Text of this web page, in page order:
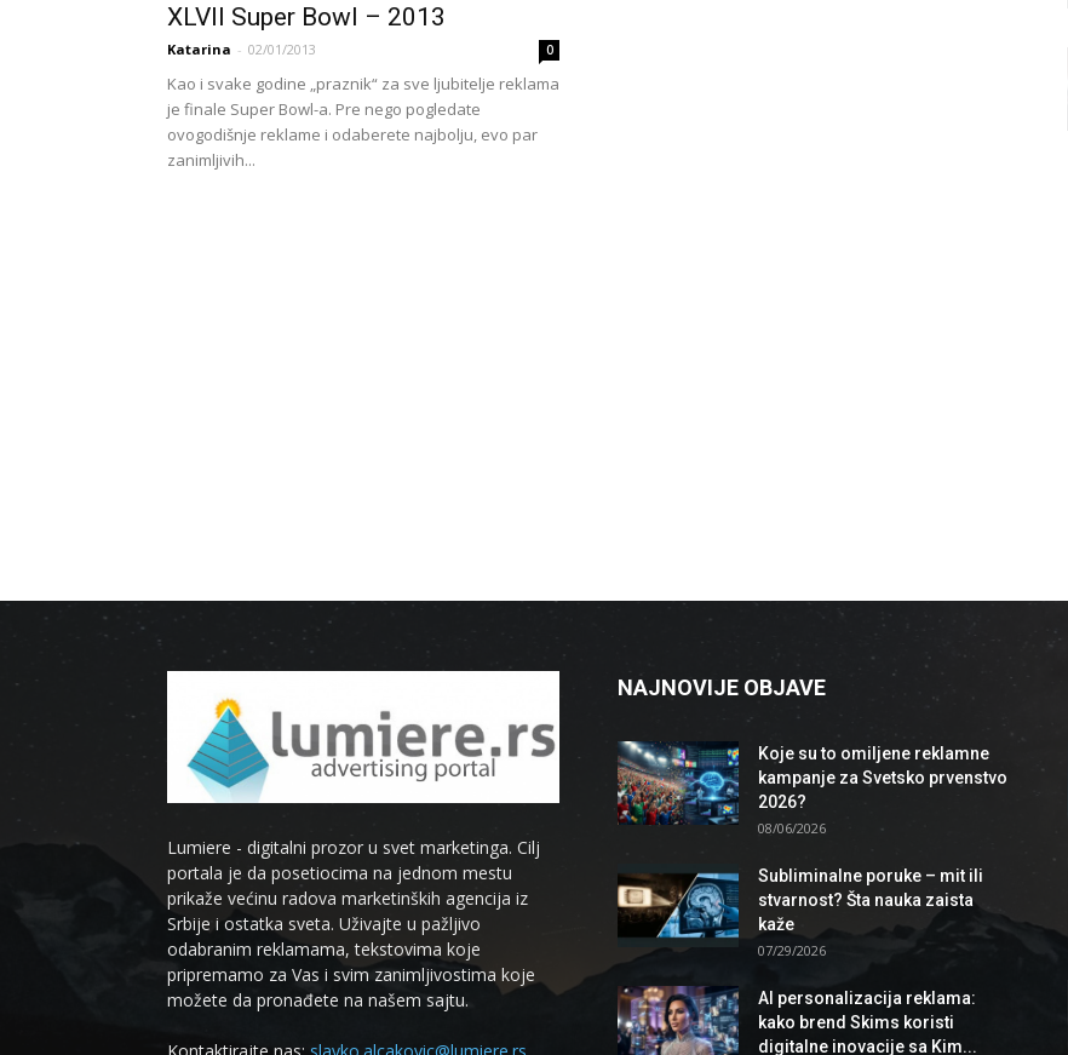
XLVII Super Bowl – 2013
Katarina - 02/01/2013 0
Kao i svake godine „praznik“ za sve ljubitelje reklama
je finale Super Bowl-a. Pre nego pogledate
ovogodišnje reklame i odaberete najbolju, evo par
zanimljivih...
Lumiere - digitalni prozor u svet marketinga. Cilj
portala je da posetiocima na jednom mestu
prikaže većinu radova marketinških agencija iz
Srbije i ostatka sveta. Uživajte u pažljivo
odabranim reklamama, tekstovima koje
pripremamo za Vas i svim zanimljivostima koje
možete da pronađete na našem sajtu.
NAJNOVIJE OBJAVE
Koje su to omiljene reklamne
kampanje za Svetsko prvenstvo
2026?
08/06/2026
Subliminalne poruke – mit ili
stvarnost? Šta nauka zaista
kaže
07/29/2026
AI personalizacija reklama:
kako brend Skims koristi
digitalne inovacije sa Kim...